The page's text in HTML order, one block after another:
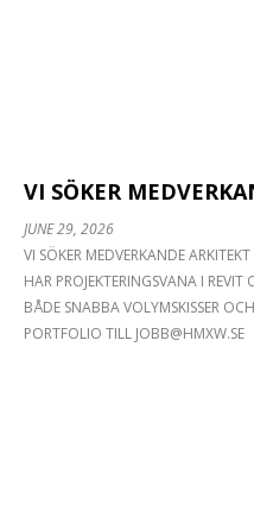
VI SÖKER
JUNE 29, 2026
VI SÖKER MEDVERKANDE
HAR PROJEKTERINGSVANA I
BÅDE SNABBA VOLYMSKISSER
PORTFOLIO TILL JOBB@HMXW.SE